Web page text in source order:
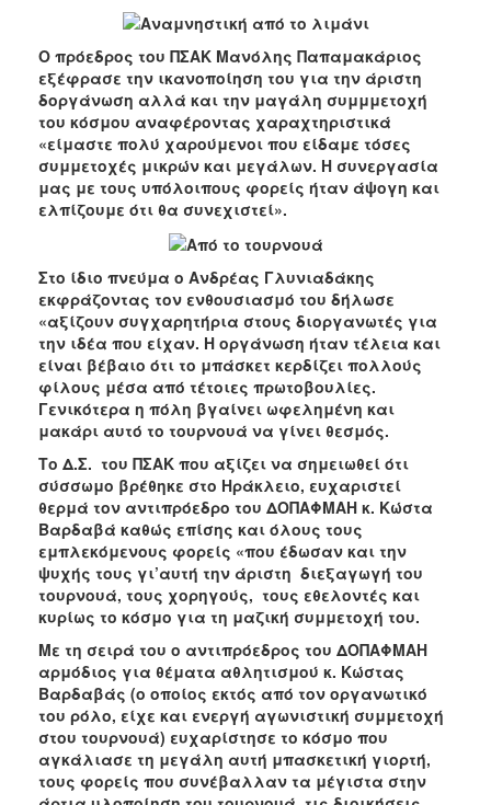
Ο πρόεδρος του ΠΣΑΚ Μανόλης Παπαμακάριος
εξέφρασε την ικανοποίηση του για την άριστη
δοργάνωση αλλά και την μαγάλη συμμμετοχή
του κόσμου αναφέροντας χαραχτηριστικά
«είμαστε πολύ χαρούμενοι που είδαμε τόσες
συμμετοχές μικρών και μεγάλων. Η συνεργασία
μας με τους υπόλοιπους φορείς ήταν άψογη και
ελπίζουμε ότι θα συνεχιστεί».
Στο ίδιο πνεύμα ο Ανδρέας Γλυνιαδάκης
εκφράζοντας τον ενθουσιασμό του δήλωσε
«αξίζουν συγχαρητήρια στους διοργανωτές για
την ιδέα που είχαν. Η οργάνωση ήταν τέλεια και
είναι βέβαιο ότι το μπάσκετ κερδίζει πολλούς
φίλους μέσα από τέτοιες πρωτοβουλίες.
Γενικότερα η πόλη βγαίνει ωφελημένη και
μακάρι αυτό το τουρνουά να γίνει θεσμός.
Το Δ.Σ. του ΠΣΑΚ που αξίζει να σημειωθεί ότι
σύσσωμο βρέθηκε στο Ηράκλειο, ευχαριστεί
θερμά τον αντιπρόεδρο του ΔΟΠΑΦΜΑΗ κ. Κώστα
Βαρδαβά καθώς επίσης και όλους τους
εμπλεκόμενους φορείς «που έδωσαν και την
ψυχής τους γι’αυτή την άριστη διεξαγωγή του
τουρνουά, τους χορηγούς, τους εθελοντές και
κυρίως το κόσμο για τη μαζική συμμετοχή του.
Με τη σειρά του ο αντιπρόεδρος του ΔΟΠΑΦΜΑΗ
αρμόδιος για θέματα αθλητισμού κ. Κώστας
Βαρδαβάς (ο οποίος εκτός από τον οργανωτικό
του ρόλο, είχε και ενεργή αγωνιστική συμμετοχή
στου τουρνουά) ευχαρίστησε το κόσμο που
αγκάλιασε τη μεγάλη αυτή μπασκετική γιορτή,
τους φορείς που συνέβαλλαν τα μέγιστα στην